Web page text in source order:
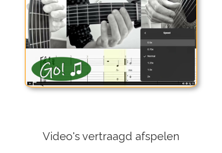
Video's vertraagd afspelen